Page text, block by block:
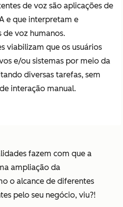
de voz são aplicações de
e que interpretam e
de voz humanos.
viabilizam que os usuários
e/ou sistemas por meio da
diversas tarefas, sem
interação manual.
fazem com que a
ampliação da
o alcance de diferentes
pelo seu negócio, viu?!